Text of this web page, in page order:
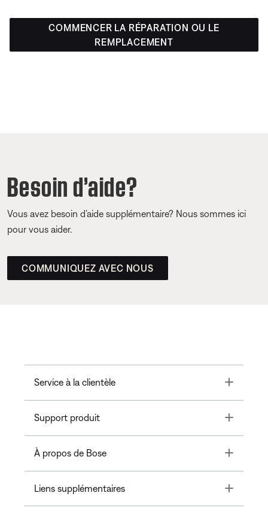
COMMENCER LA RÉPARATION OU LE
REMPLACEMENT
Besoin d’aide?
Vous avez besoin d’aide supplémentaire? Nous sommes ici
pour vous aider.
COMMUNIQUEZ AVEC NOUS
Service à la clientèle Toggle
Support produit Toggle
À propos de Bose Toggle
Liens supplémentaires Toggle